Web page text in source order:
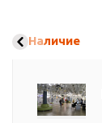
Наличие